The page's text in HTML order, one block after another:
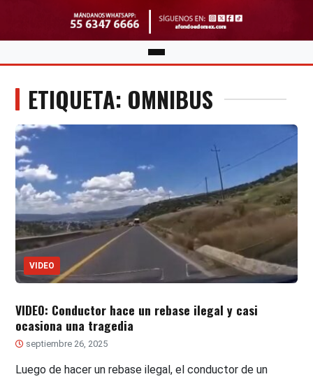
ETIQUETA: OMNIBUS
VIDEO
VIDEO: Conductor hace un rebase ilegal y casi
ocasiona una tragedia
septiembre 26, 2025
Luego de hacer un rebase ilegal, el conductor de un